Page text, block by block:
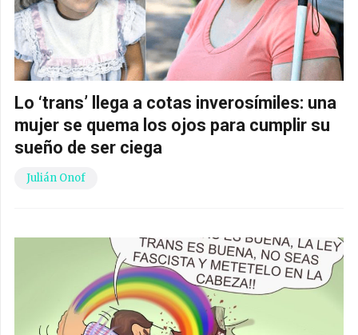
Lo ‘trans’ llega a cotas inverosímiles: una
mujer se quema los ojos para cumplir su
sueño de ser ciega
Julián Onof